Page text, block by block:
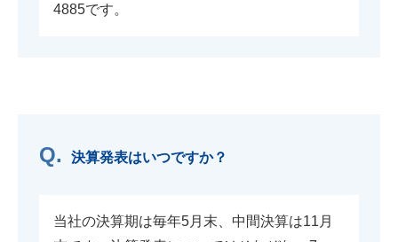
4885です。
決算発表はいつですか？
当社の決算期は毎年5月末、中間決算は11月